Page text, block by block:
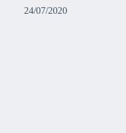
24/07/2020